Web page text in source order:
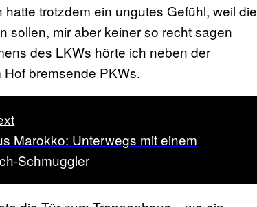
trotzdem ein ungutes Gefühl, weil die
sollen, mir aber keiner so recht sagen
des LKWs hörte ich neben der
bremsende PKWs.
Marokko: Unterwegs mit einem
Schmuggler